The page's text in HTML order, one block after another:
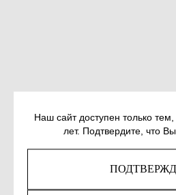
Наш сайт доступен только
лет. Подтвердите, что
РАСМУССЕН С.
В КЛУБ ВЯЗАНИЯ